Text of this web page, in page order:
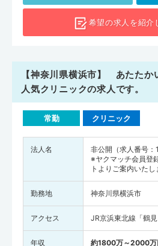
希望の求人を紹介
【神奈川県横浜市】 あたたか
人気クリニックの求人です。
常勤 クリニック
法人名
非公開（求人番号：
※ヤクマッチ会員登
トよりご案内いたし
勤務地 神奈川県横浜市
アクセス JR京浜東北線「鶴
年収 約1800万～2000万